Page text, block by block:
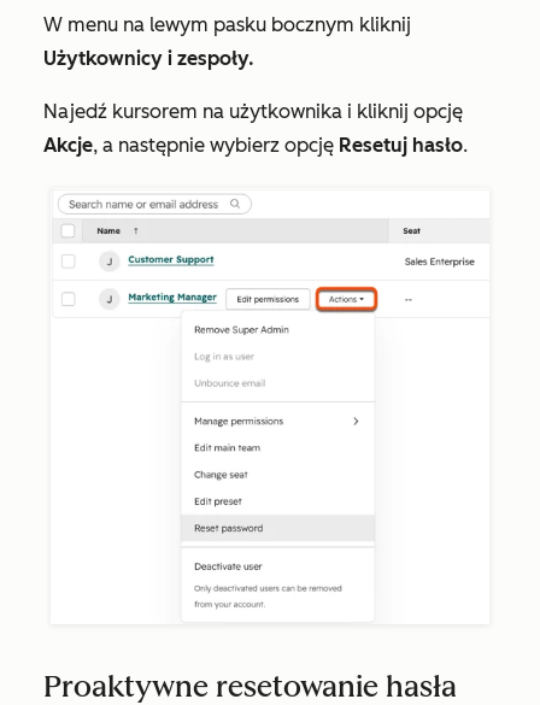
W menu na lewym pasku bocznym kliknij
Użytkownicy i zespoły.
Najedź kursorem na użytkownika i kliknij opcję
Akcje, a następnie wybierz opcję Resetuj hasło.
Proaktywne resetowanie hasła